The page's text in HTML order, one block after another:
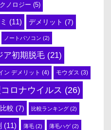
ノロジー (5)
(11) デメリット (7)
ノートパソコン (2)
ア初期脱毛 (21)
ン デメリット (4) モウダス (3)
ロナウイルス (26)
比較 (7) 比較ランキング (2)
(11) 薄毛 (2) 薄毛ハゲ(2)